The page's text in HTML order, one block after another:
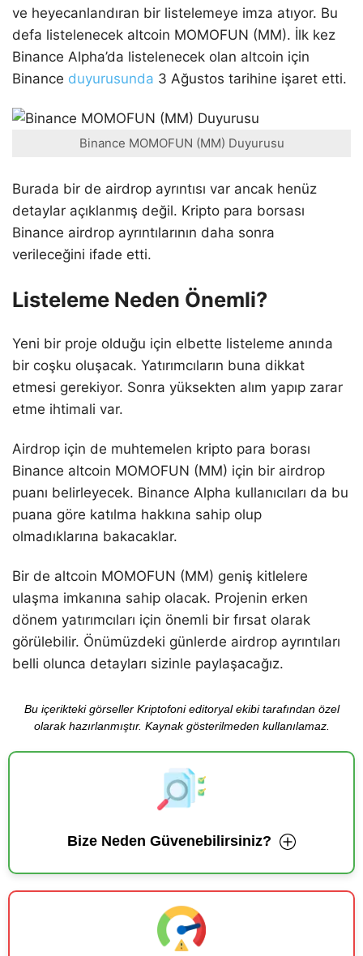
ve heyecanlandıran bir listelemeye imza atıyor. Bu
defa listelenecek altcoin MOMOFUN (MM). İlk kez
Binance Alpha’da listelenecek olan altcoin için
Binance duyurusunda 3 Ağustos tarihine işaret etti.
Binance MOMOFUN (MM) Duyurusu
Burada bir de airdrop ayrıntısı var ancak henüz
detaylar açıklanmış değil. Kripto para borsası
Binance airdrop ayrıntılarının daha sonra
verileceğini ifade etti.
Listeleme Neden Önemli?
Yeni bir proje olduğu için elbette listeleme anında
bir coşku oluşacak. Yatırımcıların buna dikkat
etmesi gerekiyor. Sonra yüksekten alım yapıp zarar
etme ihtimali var.
Airdrop için de muhtemelen kripto para borası
Binance altcoin MOMOFUN (MM) için bir airdrop
puanı belirleyecek. Binance Alpha kullanıcıları da bu
puana göre katılma hakkına sahip olup
olmadıklarına bakacaklar.
Bir de altcoin MOMOFUN (MM) geniş kitlelere
ulaşma imkanına sahip olacak. Projenin erken
dönem yatırımcıları için önemli bir fırsat olarak
görülebilir. Önümüzdeki günlerde airdrop ayrıntıları
belli olunca detayları sizinle paylaşacağız.
Bu içerikteki görseller Kriptofoni editoryal ekibi tarafından özel
olarak hazırlanmıştır. Kaynak gösterilmeden kullanılamaz.
Bize Neden Güvenebilirsiniz?